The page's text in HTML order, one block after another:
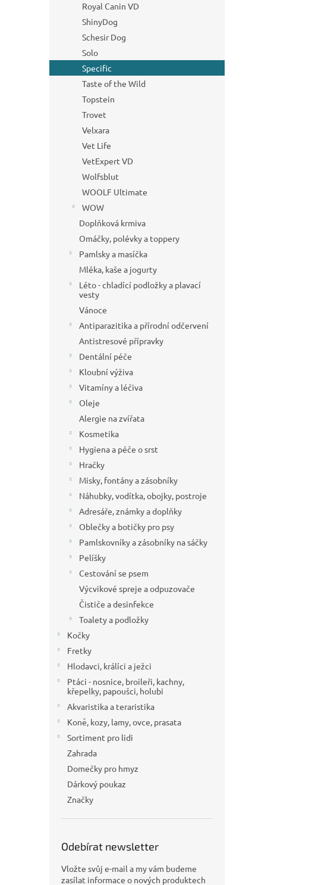
Royal Canin VD
ShinyDog
Schesir Dog
Solo
Specific
Taste of the Wild
Topstein
Trovet
Velxara
Vet Life
VetExpert VD
Wolfsblut
WOOLF Ultimate
WOW
Doplňková krmiva
Omáčky, polévky a toppery
Pamlsky a masíčka
Mléka, kaše a jogurty
Léto - chladící podložky a plavací
vesty
Vánoce
Antiparazitika a přírodní odčervení
Antistresové přípravky
Dentální péče
Kloubní výživa
Vitamíny a léčiva
Oleje
Alergie na zvířata
Kosmetika
Hygiena a péče o srst
Hračky
Misky, fontány a zásobníky
Náhubky, vodítka, obojky, postroje
Adresáře, známky a doplňky
Oblečky a botičky pro psy
Pamlskovníky a zásobníky na sáčky
Pelíšky
Cestování se psem
Výcvikové spreje a odpuzovače
Čističe a desinfekce
Toalety a podložky
Kočky
Fretky
Hlodavci, králíci a ježci
Ptáci - nosnice, broileři, kachny,
křepelky, papoušci, holubi
Akvaristika a teraristika
Koně, kozy, lamy, ovce, prasata
Sortiment pro lidi
Zahrada
Domečky pro hmyz
Dárkový poukaz
Značky
Odebírat newsletter
Vložte svůj e-mail a my vám budeme
zasílat informace o nových produktech